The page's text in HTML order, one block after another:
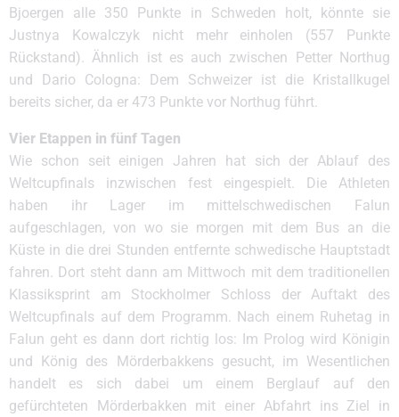
Bjoergen alle 350 Punkte in Schweden holt, könnte sie
Justnya Kowalczyk nicht mehr einholen (557 Punkte
Rückstand). Ähnlich ist es auch zwischen Petter Northug
und Dario Cologna: Dem Schweizer ist die Kristallkugel
bereits sicher, da er 473 Punkte vor Northug führt.
Vier Etappen in fünf Tagen
Wie schon seit einigen Jahren hat sich der Ablauf des
Weltcupfinals inzwischen fest eingespielt. Die Athleten
haben ihr Lager im mittelschwedischen Falun
aufgeschlagen, von wo sie morgen mit dem Bus an die
Küste in die drei Stunden entfernte schwedische Hauptstadt
fahren. Dort steht dann am Mittwoch mit dem traditionellen
Klassiksprint am Stockholmer Schloss der Auftakt des
Weltcupfinals auf dem Programm. Nach einem Ruhetag in
Falun geht es dann dort richtig los: Im Prolog wird Königin
und König des Mörderbakkens gesucht, im Wesentlichen
handelt es sich dabei um einem Berglauf auf den
gefürchteten Mörderbakken mit einer Abfahrt ins Ziel in